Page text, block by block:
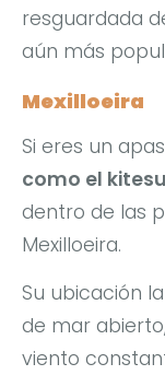
resguardada
aún más
Mexilloeira
Si eres un
como el
dentro de las
Mexilloeira.
Su ubicación
de mar
viento